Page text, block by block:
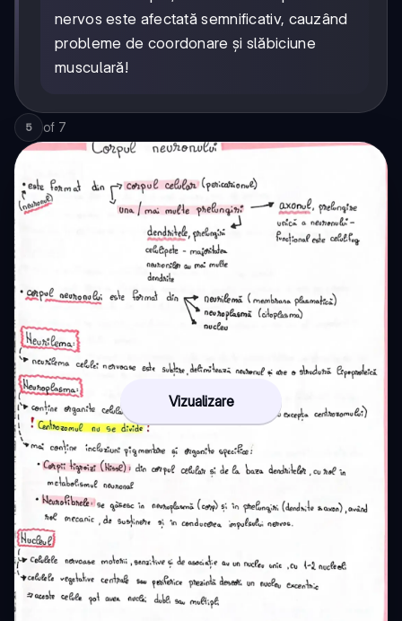
nervos este afectată semnificativ, cauzând
probleme de coordonare și slăbiciune
musculară!
5 of 7
Vizualizare